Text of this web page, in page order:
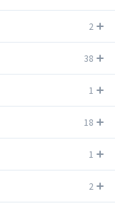
2
38
1
18
1
2